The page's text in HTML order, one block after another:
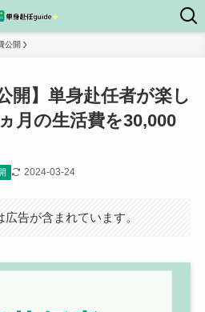
公開
開】単身赴任者が楽し
月の生活費を30,000
2024-03-24
告が含まれています。